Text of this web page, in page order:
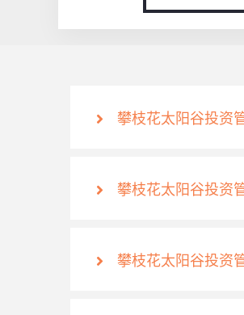
攀枝花太阳谷投资
攀枝花太阳谷投资
攀枝花太阳谷投资